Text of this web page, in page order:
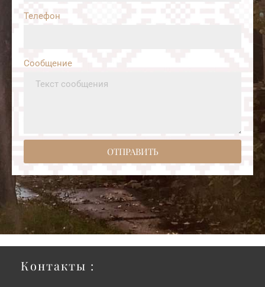
Телефон
Сообщение
ОТПРАВИТЬ
Контакты :